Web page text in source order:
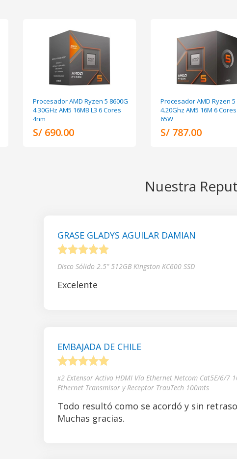
Procesador AMD Ryzen 5 8600G
4.30GHz AM5 16MB L3 6 Cores
4nm
S/ 690.00
Procesador AMD Ryzen 5
4.20Ghz AM5 16M 6
65W
S/ 787.00
Nuestra
GRASE GLADYS AGUILAR DAMIAN
Disco Sólido 2.5" 512GB Kingston KC600 SSD
Excelente
EMBAJADA DE CHILE
x2 Extensor Activo HDMI Vía Ethernet Netcom Cat5E/6/7
Ethernet Transmisor y Receptor TrauTech 100mts
Todo resultó como se acordó y sin
Muchas gracias.